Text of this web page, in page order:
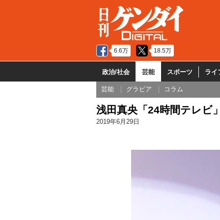
6.6万 18.5万
政治/社会 芸能 スポーツ ライ
芸能 グラビア コラム
浅田真央「24時間テレビ
2019年6月29日